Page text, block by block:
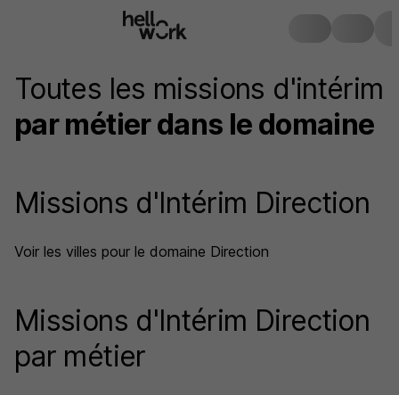
Toutes les missions d'intérim
par métier dans le domaine
Missions d'Intérim Direction
Voir les villes pour le domaine Direction
Missions d'Intérim Direction
par métier